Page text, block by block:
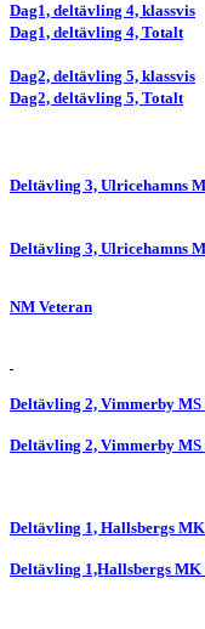
Dag1, deltävling 4, klassvis
Dag1, deltävling 4, Totalt
Dag2, deltävling 5, klassvis
Dag2, deltävling 5, Totalt
Deltävling 3, Ulricehamns
Deltävling 3, Ulricehamns
NM Veteran
Deltävling 2, Vimmerby MS
Deltävling 2, Vimmerby MS
Deltävling 1, Hallsbergs
Deltävling 1,Hallsbergs MK